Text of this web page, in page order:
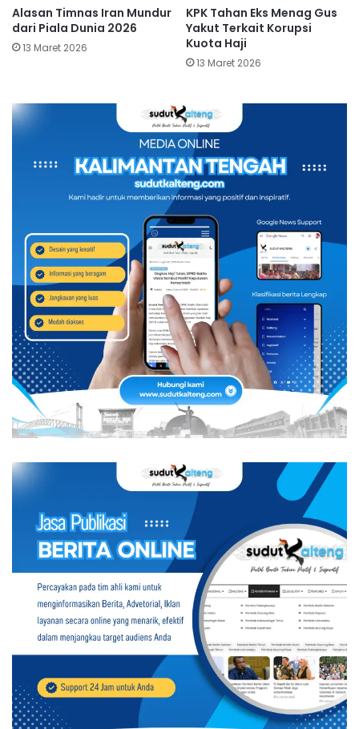
Alasan Timnas Iran Mundur
dari Piala Dunia 2026
13 Maret 2026
KPK Tahan Eks Menag Gus
Yakut Terkait Korupsi
Kuota Haji
13 Maret 2026